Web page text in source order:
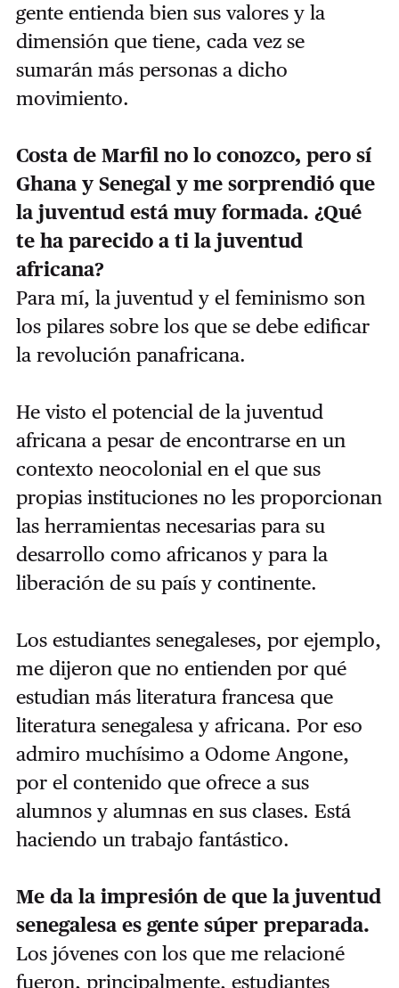
gente entienda bien sus valores y la
dimensión que tiene, cada vez se
sumarán más personas a dicho
movimiento.
Costa de Marfil no lo conozco, pero sí
Ghana y Senegal y me sorprendió que
la juventud está muy formada. ¿Qué
te ha parecido a ti la juventud
africana?
Para mí, la juventud y el feminismo son
los pilares sobre los que se debe edificar
la revolución panafricana.
He visto el potencial de la juventud
africana a pesar de encontrarse en un
contexto neocolonial en el que sus
propias instituciones no les proporcionan
las herramientas necesarias para su
desarrollo como africanos y para la
liberación de su país y continente.
Los estudiantes senegaleses, por ejemplo,
me dijeron que no entienden por qué
estudian más literatura francesa que
literatura senegalesa y africana. Por eso
admiro muchísimo a Odome Angone,
por el contenido que ofrece a sus
alumnos y alumnas en sus clases. Está
haciendo un trabajo fantástico.
Me da la impresión de que la juventud
senegalesa es gente súper preparada.
Los jóvenes con los que me relacioné
fueron, principalmente, estudiantes